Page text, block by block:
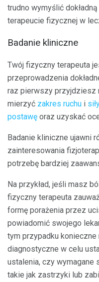
trudno wymyślić
terapeucie fizycznej w
Badanie kliniczne
Twój fizyczny terapeuta
przeprowadzenia
raz pierwszy przyjdziesz
mierzyć zakres ruchu i
postawę oraz uzyskać
Badanie kliniczne ujawni
zainteresowania
potrzebę bardziej
Na przykład, jeśli masz
fizyczny terapeuta
formę porażenia przez
powiadomić swojego
tym przypadku
diagnostyczne w celu
ustalenia, czy wymagane
takie jak zastrzyki lub